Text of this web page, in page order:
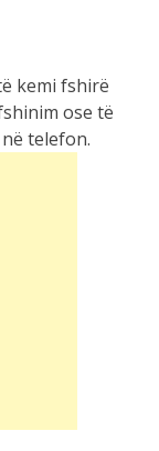
kemi fshirë
ose të
telefon.